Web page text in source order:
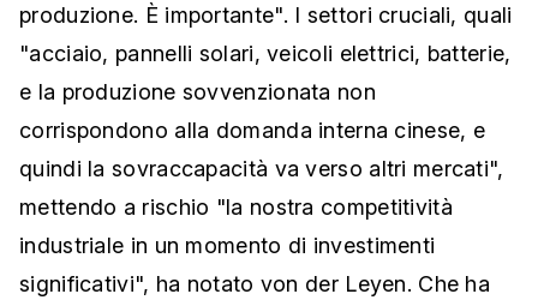
produzione. È importante". I settori cruciali, quali
"acciaio, pannelli solari, veicoli elettrici, batterie,
e la produzione sovvenzionata non
corrispondono alla domanda interna cinese, e
quindi la sovraccapacità va verso altri mercati",
mettendo a rischio "la nostra competitività
industriale in un momento di investimenti
significativi", ha notato von der Leyen. Che ha